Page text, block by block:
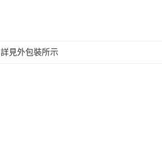
詳見外包裝所示